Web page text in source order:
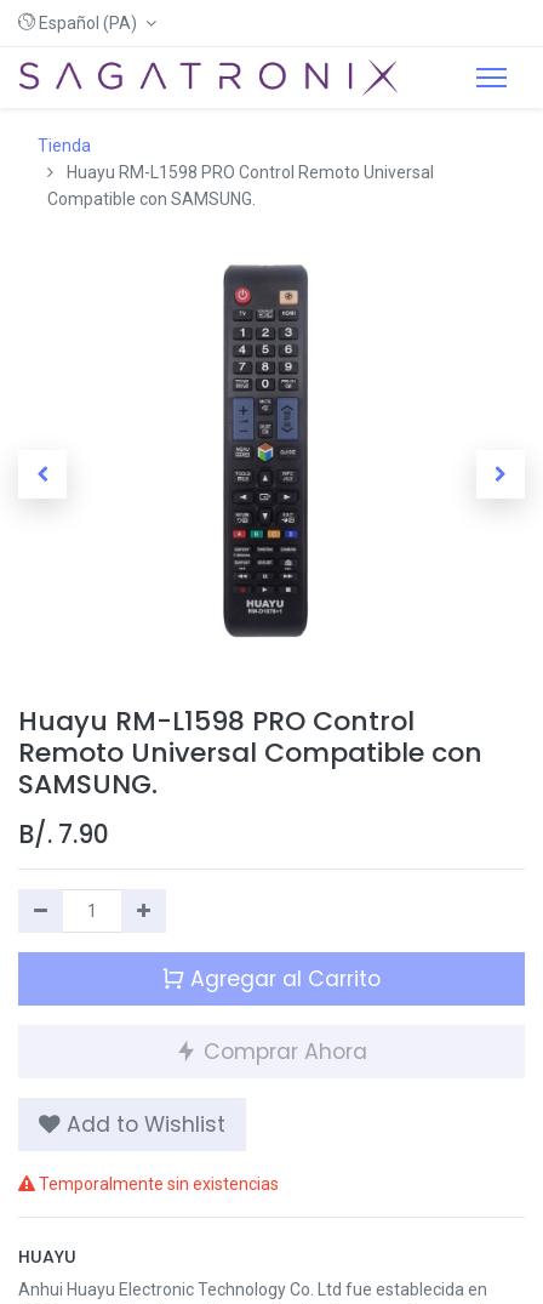
Español (PA)
Tienda
Huayu RM-L1598 PRO Control Remoto Universal
Compatible con SAMSUNG.
Huayu RM-L1598 PRO Control
Remoto Universal Compatible con
SAMSUNG.
B/. 7.90
Agregar al Carrito
Comprar Ahora
Add to Wishlist
Temporalmente sin existencias
HUAYU
Anhui Huayu Electronic Technology Co. Ltd fue establecida en